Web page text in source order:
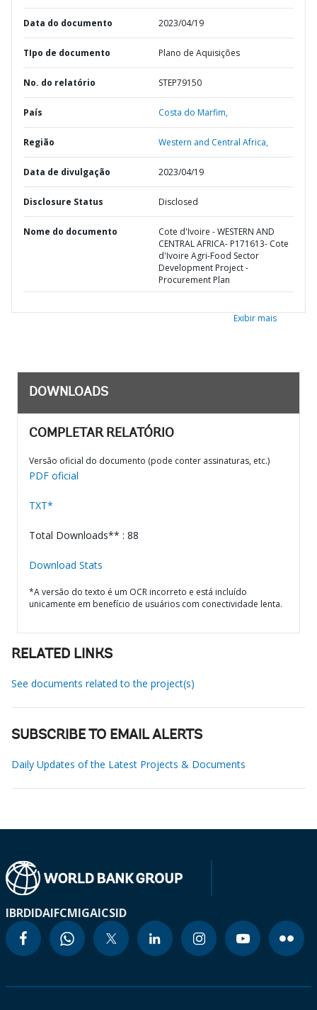
Data do documento 2023/04/19
TIpo de documento Plano de Aquisições
No. do relatório STEP79150
País Costa do Marfim,
Região Western and Central Africa,
Data de divulgação 2023/04/19
Disclosure Status Disclosed
Nome do documento
Cote d'Ivoire - WESTERN AND
CENTRAL AFRICA- P171613- Cote
d'Ivoire Agri-Food Sector
Development Project -
Procurement Plan
Exibir mais
DOWNLOADS
COMPLETAR RELATÓRIO
Versão oficial do documento (pode conter assinaturas, etc.)
PDF oficial
TXT*
Total Downloads** : 88
Download Stats
*A versão do texto é um OCR incorreto e está incluído
unicamente em benefício de usuários com conectividade lenta.
RELATED LINKS
See documents related to the project(s)
SUBSCRIBE TO EMAIL ALERTS
Daily Updates of the Latest Projects & Documents
IBRDIDAIFCMIGAICSID